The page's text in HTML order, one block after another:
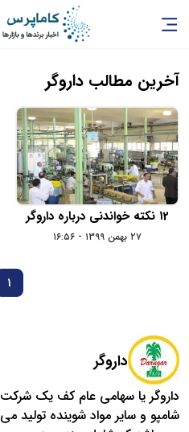
آخرین مطالب داروگر
۱2 نکته خواندنی درباره داروگر
۲۷ بهمن ۱۳۹۹ - ۱۶:۵۶
1
داروگر
داروگر یا سهامی عام کف یک شرکت
شامپو و سایر مواد شوینده تولید